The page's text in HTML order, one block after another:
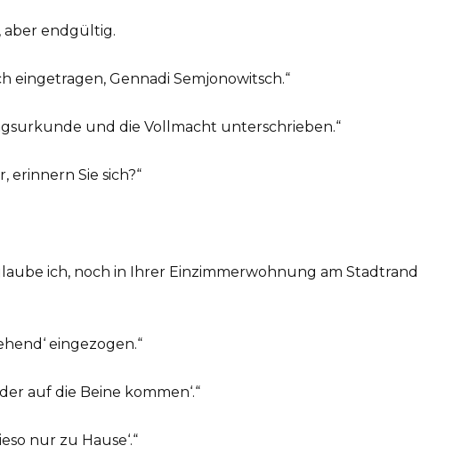
aber endgültig.
eingetragen, Gennadi Semjonowitsch.“
und die Vollmacht unterschrieben.“
erinnern Sie sich?“
ich, noch in Ihrer Einzimmerwohnung am Stadtrand
eingezogen.“
auf die Beine kommen‘.“
nur zu Hause‘.“